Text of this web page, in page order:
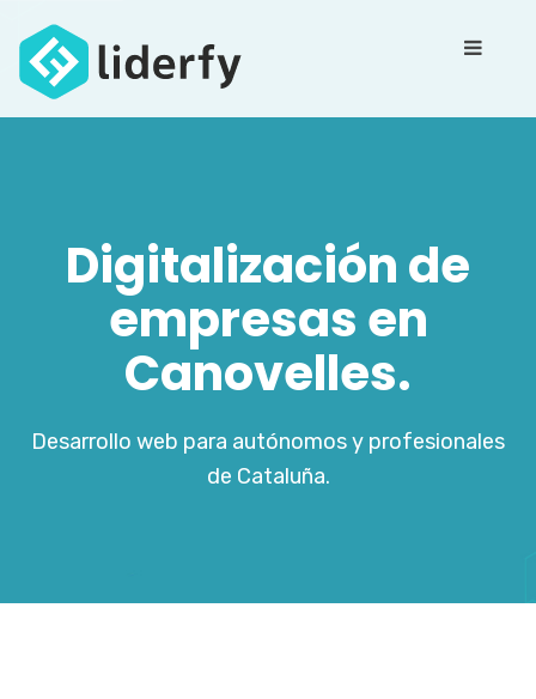
Digitalización de
empresas en
Canovelles.
Desarrollo web para autónomos y profesionales
de Cataluña.